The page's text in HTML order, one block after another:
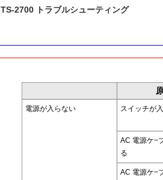
TS-2700 トラブルシューティング
電源が入らない スイッチが
AC 電源ケ−
る
AC 電源ケ−